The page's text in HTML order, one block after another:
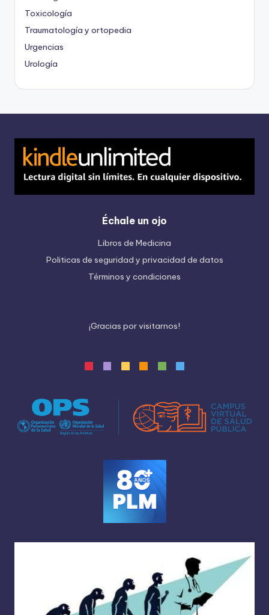
Toxicología
Traumatología y ortopedia
Urgencias
Urología
Échale un ojo
Libros de Medicina
Politicas de seguridad y privacidad de datos
Términos y condiciones
¡Gracias porvisitarnos!